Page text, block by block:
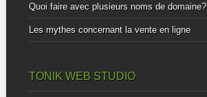
Quoi faire avec plusieurs noms de domaine?
Les mythes concernant la vente en ligne
TONIK WEB STUDIO